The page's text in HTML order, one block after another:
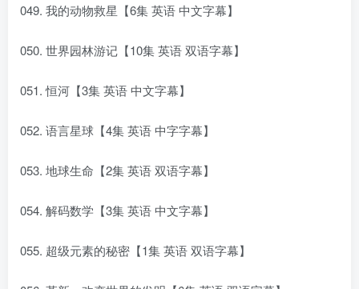
049. 我的动物救星【6集 英语 中文字幕】
050. 世界园林游记【10集 英语 双语字幕】
051. 恒河【3集 英语 中文字幕】
052. 语言星球【4集 英语 中字字幕】
053. 地球生命【2集 英语 双语字幕】
054. 解码数学【3集 英语 中文字幕】
055. 超级元素的秘密【1集 英语 双语字幕】